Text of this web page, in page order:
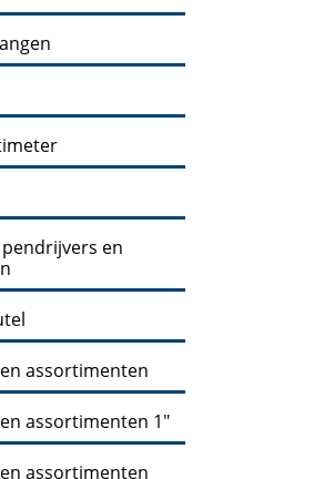
en
assortimenten
assortimenten 1"
assortimenten